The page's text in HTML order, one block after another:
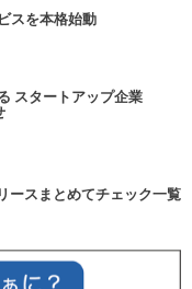
スを本格始動
スタートアップ企業
ースまとめてチェック一覧